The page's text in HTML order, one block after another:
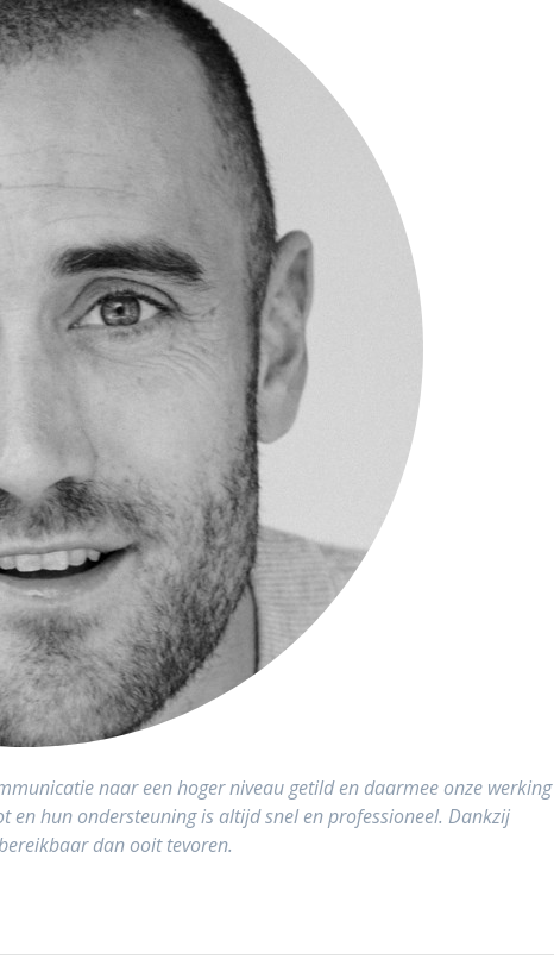
naar een hoger niveau getild en daarmee onze werking
en hun ondersteuning is altijd snel en professioneel. Dankzij
dan ooit tevoren.